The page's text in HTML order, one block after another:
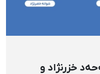
خزرنژاد و